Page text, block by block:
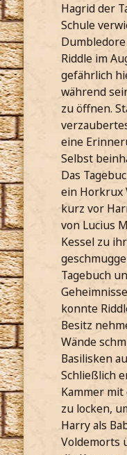
Hagrid der
Schule
Riddle im
gefährlich
während
zu öffnen.
eine
Selbst
Das
ein Horkrux
kurz vor
von Lucius
Kessel zu
Tagebuch
konnte
Besitz
Wände
Basilisken
Schließlich
Kammer
zu locken,
Harry als
Voldemorts